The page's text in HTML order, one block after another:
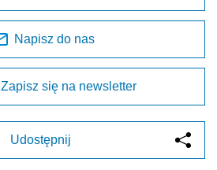
Napisz do nas
Zapisz się na newsletter
Udostępnij